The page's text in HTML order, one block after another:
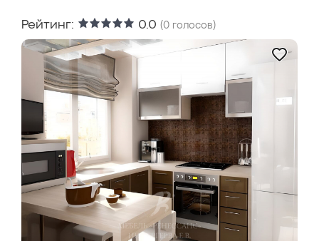
Рейтинг: 0.0 (0 голосов)